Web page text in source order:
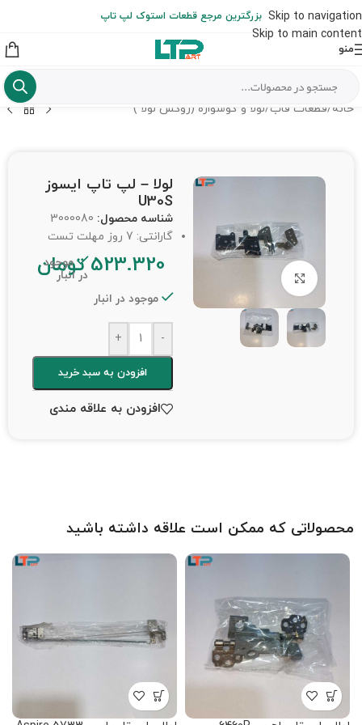
Skip to navigation
Skip to main content
از شهرستان به عهده مشتری است)
بزرگترین مرجع قطعات استوک لپ تاپ
منو
خانه /قطعات قاب/لولا و گوشواره (روکش لولا )
برای بزرگنمایی کلیک کنید
لولا – لپ تاپ ایسوز
U30S
شناسه محصول: 3000080
گارانتی: 7 روز مهلت تست
523.320 تومان
موجود
در انبار
موجود در انبار
-
+
افزودن به سبد خرید
افزودن به علاقه مندی
محصولاتی که ممکن است علاقه داشته باشید